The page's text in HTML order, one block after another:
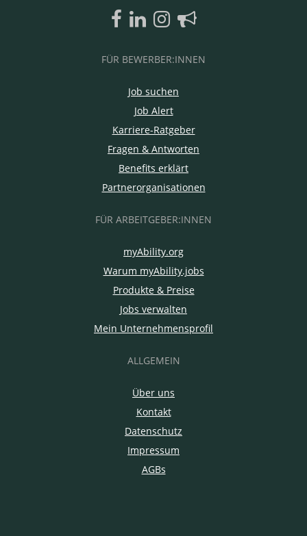
FÜR BEWERBER:INNEN
Job suchen
Job Alert
Karriere-Ratgeber
Fragen & Antworten
Benefits erklärt
Partnerorganisationen
FÜR ARBEITGEBER:INNEN
myAbility.org
Warum myAbility.jobs
Produkte & Preise
Jobs verwalten
Mein Unternehmensprofil
ALLGEMEIN
Über uns
Kontakt
Datenschutz
Impressum
AGBs